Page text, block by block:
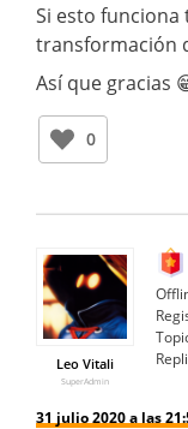
Si esto funciona
transformación
Así que gracias
0
Leo Vitali
SuperAdmin
31 julio 2020 a las